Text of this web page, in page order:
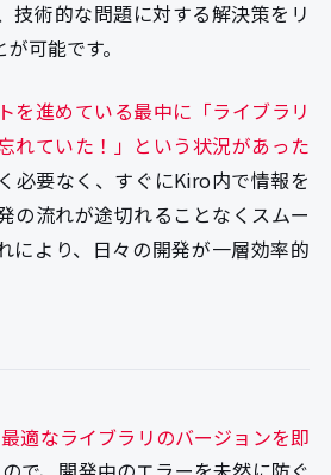
技術的な問題に対する解決策をリ
可能です。
を進めている最中に「ライブラリ
れていた！」という状況があった
必要なく、すぐにKiro内で情報を
の流れが途切れることなくスムー
により、日々の開発が一層効率的
適なライブラリのバージョンを即